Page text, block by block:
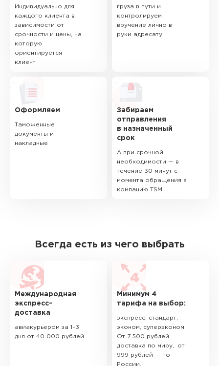
Индивидуально для
каждого клиента в
зависимости от
срочности и цены, на
которую
ориентируется
клиент
груза в пути и
контролируем
вручение лично в
руки адресату
Оформляем
Таможенные
документы и
накладные
Забираем
отправления
в назначенный
срок
А при срочной
необходимости — в
течение 30 минут с
момента обращения в
компанию TSM
Всегда есть из чего выбрать
Международная
экспресс–
доставка
авиакурьером за 1–3
дня от 40 000 рублей
Минимум 4
тарифа на выбор:
экспресс, стандарт,
эконом, суперэконом
От 7 500 рублей
доставка по миру, от
999 рублей — по
России.